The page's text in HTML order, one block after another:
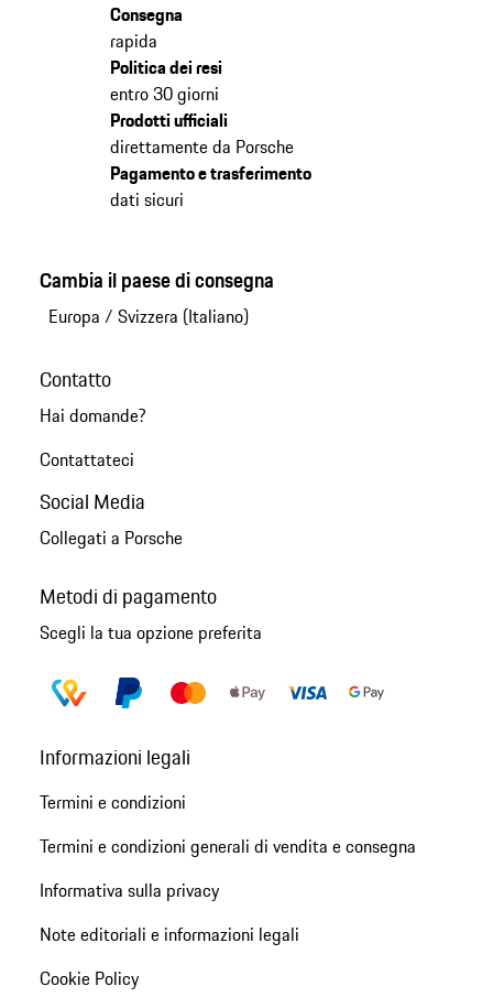
Consegna
rapida
Politica dei resi
entro 30 giorni
Prodotti ufficiali
direttamente da Porsche
Pagamento e trasferimento
dati sicuri
Cambia il paese di consegna
Europa / Svizzera (Italiano)
Contatto
Hai domande?
Contattateci
Social Media
Collegati a Porsche
Metodi di pagamento
Scegli la tua opzione preferita
Informazioni legali
Termini e condizioni
Termini e condizioni generali di vendita e consegna
Informativa sulla privacy
Note editoriali e informazioni legali
Cookie Policy